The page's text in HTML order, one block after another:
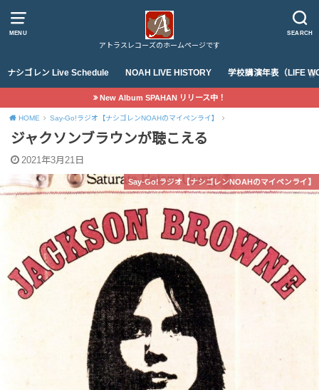
MENU SEARCH
アトラスレコーズのホームページです
ナシゴレン Live Schedule NOAH LIVE HISTORY 学校講演年表（LIFE
New Album SPAHAN リリース中！
HOME Say-Go!ラジオ【ナシゴレンNOAHのマイペンライ】
ジャクソンブラウンが聴こえる
2021年3月21日
Say-Go!ラジオ【ナシゴレンNOAHのマイペンライ】